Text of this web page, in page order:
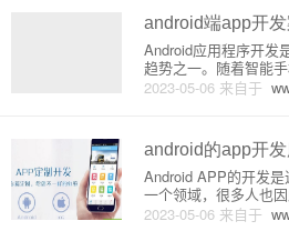
好友管理等多种功能
android端app开发
2023-05-06 来自于
Android应用程序开发
趋势之一。随着智能
的普及，越来越多的
统的设备。在本文章
android的app开
2023-05-06 来自于
Android APP的开发
一个领域，很多人也
是，要想成为一名优
具备的知识和技能也